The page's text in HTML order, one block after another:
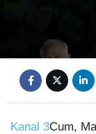
Kanal 3Cum,